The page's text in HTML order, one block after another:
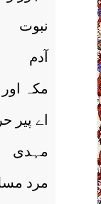
نبوت
آدم
مکہ اور
اے پير
مہدی
مرد